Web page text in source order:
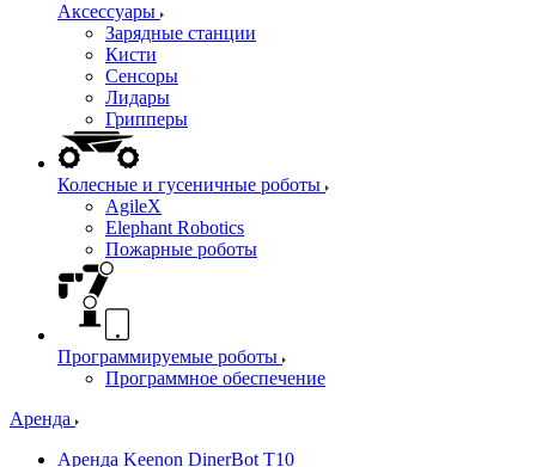
Аксессуары
Зарядные станции
Кисти
Сенсоры
Лидары
Грипперы
Колесные и гусеничные роботы
AgileX
Elephant Robotics
Пожарные роботы
Программируемые роботы
Программное обеспечение
Аренда
Аренда Keenon DinerBot T10